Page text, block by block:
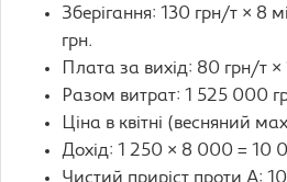
Зберігання: 130 грн/т × 8
грн.
Плата за вихід: 80 грн/т
Разом витрат: 1 525 000
Ціна в квітні (весняний
Дохід: 1 250 × 8 000 = 10